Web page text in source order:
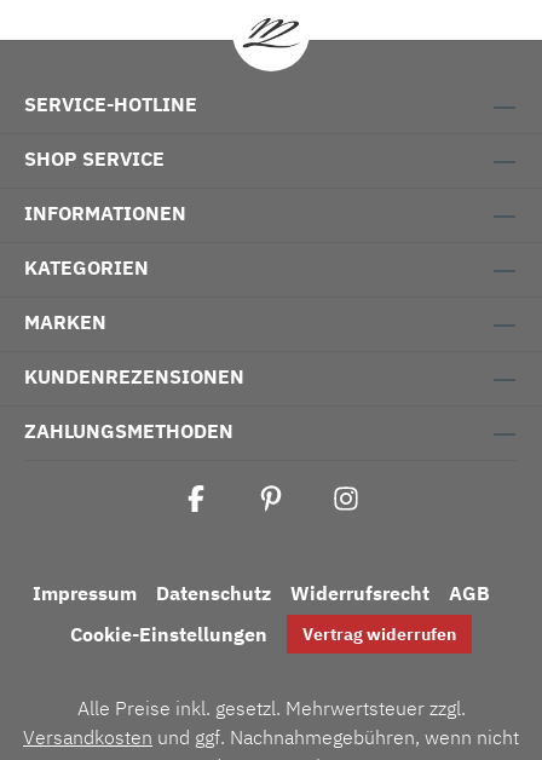
SERVICE-HOTLINE
SHOP SERVICE
INFORMATIONEN
KATEGORIEN
MARKEN
KUNDENREZENSIONEN
ZAHLUNGSMETHODEN
Impressum Datenschutz Widerrufsrecht
AGB
Cookie-Einstellungen
Vertrag widerrufen
Alle Preise inkl. gesetzl. Mehrwertsteuer zzgl.
Versandkosten und ggf. Nachnahmegebühren, wenn nicht